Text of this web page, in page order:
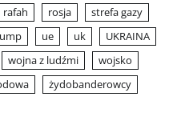
rafah rosja
strefa gazy
ue uk
UKRAINA
wojna z ludźmi
wojsko
żydobanderowcy